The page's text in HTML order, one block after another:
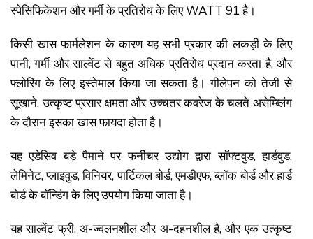
स्पेसिफिकेशन और गर्मी के प्रतिरोध के लिए WATT 91 है।
किसी खास फार्मलेशन के कारण यह सभी प्रकार की लकड़ी के लिए
पानी, गर्मी और साल्वेंट से बहुत अधिक प्रतिरोध प्रदान करता है, और
फ्लोरिंग के लिए इस्तेमाल किया जा सकता है। गीलेपन को तेजी से
सूखाने, उत्कृष्ट प्रसार क्षमता और उच्चतर कवरेज के चलते असेम्ब्लिंग
के दौरान इसका खास फायदा होता है।
यह एडेसिव बड़े पैमाने पर फर्नीचर उद्योग द्वारा सॉफ्टवुड, हार्डवुड,
लेमिनेट, प्लाइवुड, विनियर, पार्टिकल बोर्ड, एमडीएफ, ब्लॉक बोर्ड और हार्ड
बोर्ड के बॉन्डिंग के लिए उपयोग किया जाता है।
यह साल्वेंट फ्री, अ-ज्वलनशील और अ-दहनशील है, और एक उत्कृष्ट